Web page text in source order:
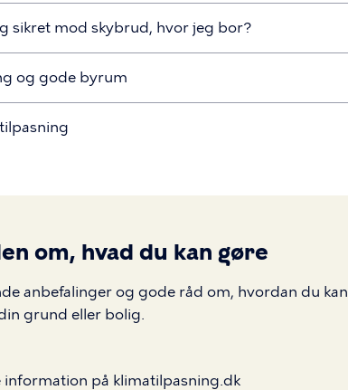
sikret mod skybrud, hvor jeg bor?
og gode byrum
om, hvad du kan gøre
anbefalinger og gode råd om, hvordan du kan
grund eller bolig.
information på klimatilpasning.dk